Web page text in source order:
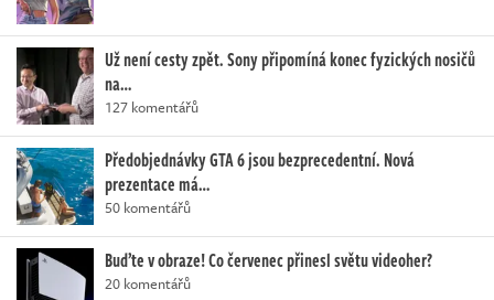
Už není cesty zpět. Sony připomíná konec fyzických nosičů
na…
127 komentářů
Předobjednávky GTA 6 jsou bezprecedentní. Nová
prezentace má…
50 komentářů
Buďte v obraze! Co červenec přinesl světu videoher?
20 komentářů